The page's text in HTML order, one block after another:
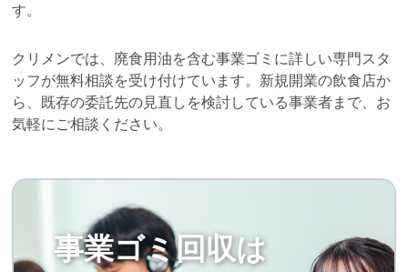
す。
クリメンでは、廃食用油を含む事業ゴミに詳しい専門スタ
ッフが無料相談を受け付けています。新規開業の飲食店か
ら、既存の委託先の見直しを検討している事業者まで、お
気軽にご相談ください。
事業ゴミ回収は